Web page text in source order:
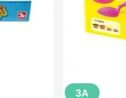
3A